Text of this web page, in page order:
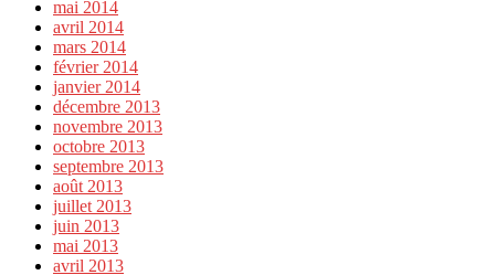
mai 2014
avril 2014
mars 2014
février 2014
janvier 2014
décembre 2013
novembre 2013
octobre 2013
septembre 2013
août 2013
juillet 2013
juin 2013
mai 2013
avril 2013